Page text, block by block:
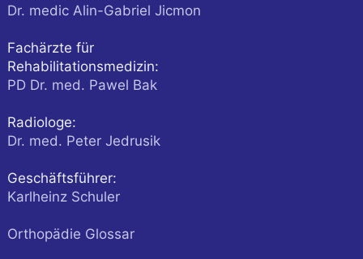
Dr. medic Alin-Gabriel Jicmon
Fachärzte für
Rehabilitationsmedizin:
PD Dr. med. Pawel Bak
Radiologe:
Dr. med. Peter Jedrusik
Geschäftsführer:
Karlheinz Schuler
Orthopädie Glossar